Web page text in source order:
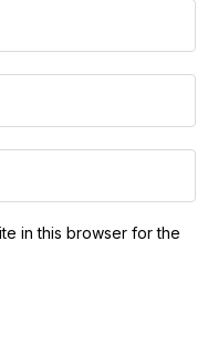
in this browser for the